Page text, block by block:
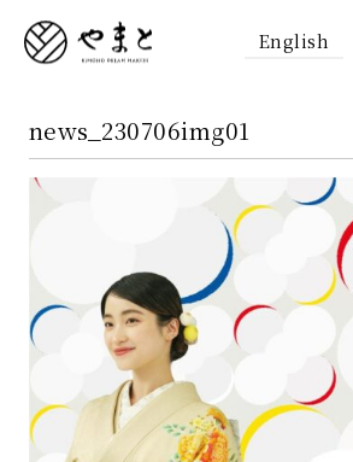
English
news_230706img01